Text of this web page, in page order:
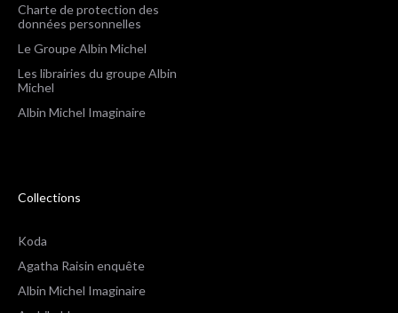
Charte de protection des
données personnelles
Le Groupe Albin Michel
Les librairies du groupe Albin
Michel
Albin Michel Imaginaire
Collections
Koda
Agatha Raisin enquête
Albin Michel Imaginaire